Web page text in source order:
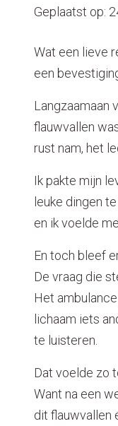
Geplaatst op:
Wat een lieve
een
Langzaamaan
flauwvallen
rust nam, het
Ik pakte mijn
leuke dingen
en ik voelde
En toch bleef
De vraag die
Het
lichaam iets
te luisteren.
Dat voelde zo
Want na een
dit flauwvallen